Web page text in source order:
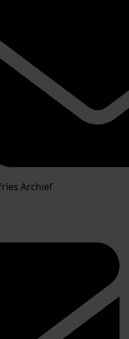
Archief